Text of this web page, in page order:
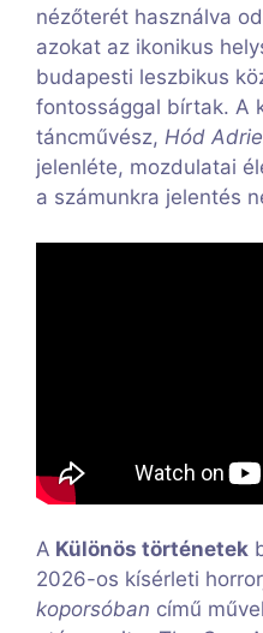
nézőterét használva
azokat az ikonikus
budapesti leszbikus
fontossággal bírtak. A
táncművész, Hód
jelenléte, mozdulatai
a számunkra jelentés
A Különös történetek
2026-os kísérleti
koporsóban című